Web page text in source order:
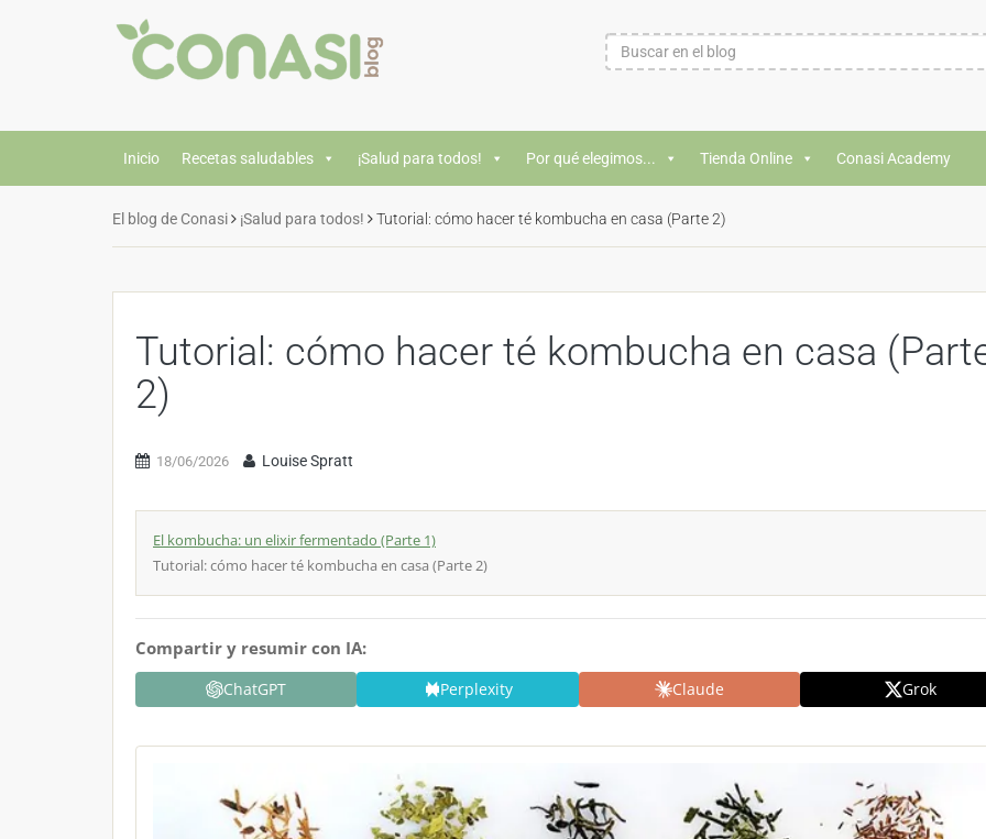
Inicio Recetas saludables ¡Salud para todos! Por qué elegimos... Tienda Online Conasi Academy
El blog de Conasi ¡Salud para todos! Tutorial: cómo hacer té kombucha en casa (Parte 2)
Tutorial: cómo hacer té kombucha en casa
2)
18/06/2026 Louise Spratt
El kombucha: un elixir fermentado (Parte 1)
Tutorial: cómo hacer té kombucha en casa (Parte 2)
Compartir y resumir con IA:
ChatGPT Perplexity Claude Grok